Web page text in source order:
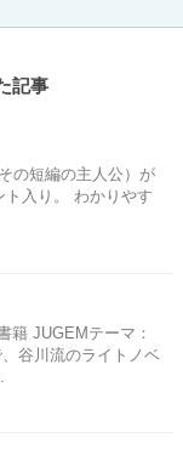
記事
の短編の主人公）が
入り。 わかりやす
籍 JUGEMテーマ：
谷川流のライトノベ